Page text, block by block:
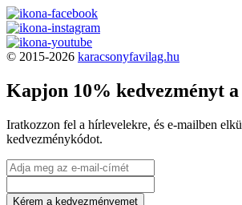
© 2015-2026 karacsonyfavilag.hu
Kapjon 10% kedvezményt a
Iratkozzon fel a hírlevelekre, és e-mailben
kedvezménykódot.
Kérem a kedvezményemet